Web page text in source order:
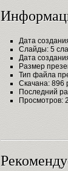
Дата
Слайды: 5
Дата
Размер
Тип файла
Скачана: 896
Последний
Просмотров: